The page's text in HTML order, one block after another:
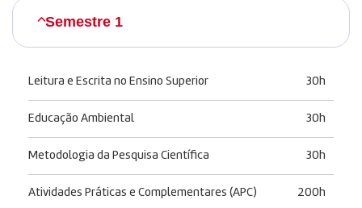
Semestre 1
Leitura e Escrita no Ensino Superior 30h
Educação Ambiental 30h
Metodologia da Pesquisa Científica 30h
Atividades Práticas e Complementares (APC) 200h